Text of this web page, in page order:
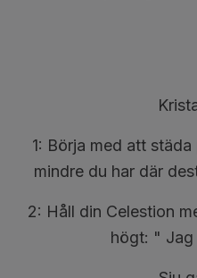
1: Börja med att
mindre du har där
2: Håll din Celestion
högt: " Jag